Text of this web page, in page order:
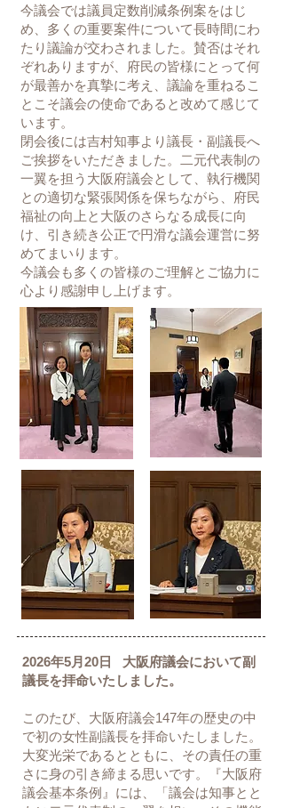
今議会では議員定数削減条例案をはじ
め、多くの重要案件について長時間にわ
たり議論が交わされました。賛否はそれ
ぞれありますが、府民の皆様にとって何
が最善かを真摯に考え、議論を重ねるこ
とこそ議会の使命であると改めて感じて
います。
閉会後には吉村知事より議長・副議長へ
ご挨拶をいただきました。
二元代表制の
一翼を担う大阪府議会として、執行機関
との適切な緊張関係を保ちながら、府民
福祉の向上と大阪のさらなる成長に向
け、引き続き公正で円滑な議会運営に努
めてまいります。
今議会も多くの皆様のご理解とご協力に
心より感謝申し上げます。
2026年5月20日 大阪府議会において副
議長を拝命いたしました。
このたび、大阪府議会147年の歴史の中
で初の女性副議長を拝命いたしました。
大変光栄であるとともに、その責任の重
さに身の引き締まる思いです。
『大阪府
議会基本条例』には、「議会は知事とと